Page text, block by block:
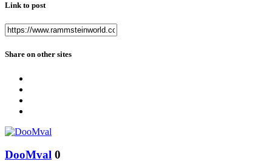
Link to post
Share on other sites
DooMval 0